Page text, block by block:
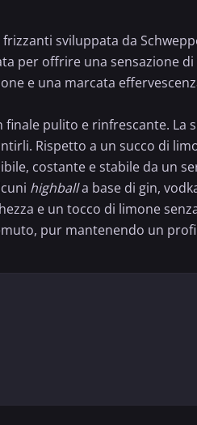
sviluppata da
per offrire una sensazione
e una marcata
finale pulito e rinfrescante. La
Rispetto a un succo di
costante e stabile da un
highballa base di gin,
e un tocco di limone
pur mantenendo un